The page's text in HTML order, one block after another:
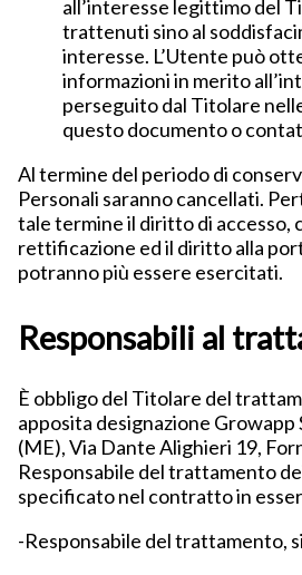
all’interesse legittimo del
trattenuti sino al
interesse. L’Utente può
informazioni in merito
perseguito dal Titolare
questo documento o
Al termine del periodo di
Personali saranno cancellati.
tale termine il diritto di accesso,
rettificazione ed il diritto alla
potranno più essere esercitati.
Responsabili al
È obbligo del Titolare del
apposita designazione Growapp
(ME), Via Dante Alighieri 19,
Responsabile del trattamento
specificato nel contratto in
-Responsabile del trattamento,